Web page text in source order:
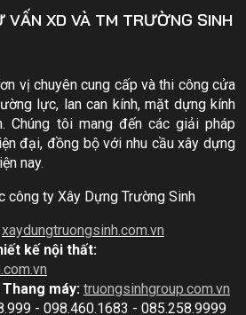
VẤN XD VÀ TM TRƯỜNG SINH
vị chuyên cung cấp và thi công cửa
lực, lan can kính, mặt dựng kính
Chúng tôi mang đến các giải pháp
đại, đồng bộ với nhu cầu xây dựng
nay.
công ty Xây Dựng Trường Sinh
xaydungtruongsinh.com.vn
kế nội thất:
máy: truongsinhgroup.com.vn
- 098.460.1683 - 085.258.9999